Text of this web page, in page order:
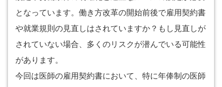
となっています。働き方改革の開始前後で雇用契約書
や就業規則の見直しはされていますか？もし見直しが
されていない場合、多くのリスクが潜んでいる可能性
があります。
今回は医師の雇用契約書において、特に年俸制の医師